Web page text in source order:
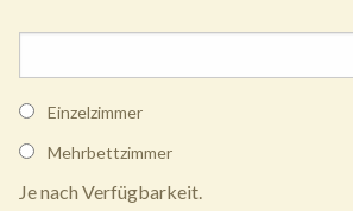
Einzelzimmer
Mehrbettzimmer
Je nach Verfügbarkeit.